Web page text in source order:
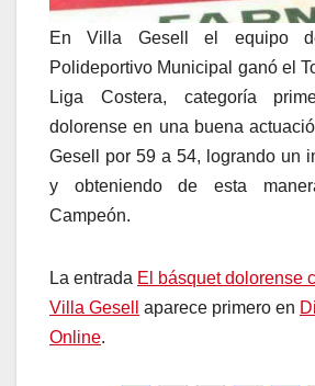
En Villa Gesell el equipo
Polideportivo Municipal ganó el
Liga Costera, categoría
dolorense en una buena
Gesell por 59 a 54, logrando un
y obteniendo de esta
Campeón.
La entrada El básquet dolorense
Villa Gesell
aparece primero en
Online.